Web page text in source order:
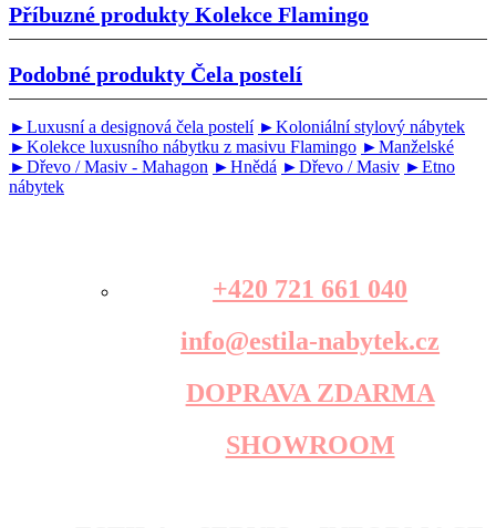
Příbuzné produkty Kolekce Flamingo
Podobné produkty Čela postelí
►Luxusní a designová čela postelí ►Koloniální stylový nábytek
►Kolekce luxusního nábytku z masivu Flamingo ►Manželské
►Dřevo / Masiv - Mahagon ►Hnědá ►Dřevo / Masiv ►Etno
nábytek
+420 721 661 040
info@estila-nabytek.cz
DOPRAVA ZDARMA
SHOWROOM